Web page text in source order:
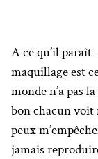
A ce qu’il paraît
maquillage est
monde n’a pas
bon chacun voit
peux
jamais